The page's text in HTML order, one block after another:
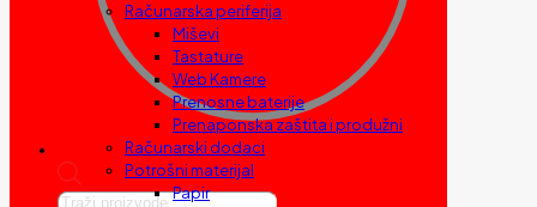
Products
Računarska periferija
Miševi
Tastature
Web Kamere
Prenosne baterije
Prenaponska zaštita i produžni
Računarski dodaci
Potrošni materijal
Papir